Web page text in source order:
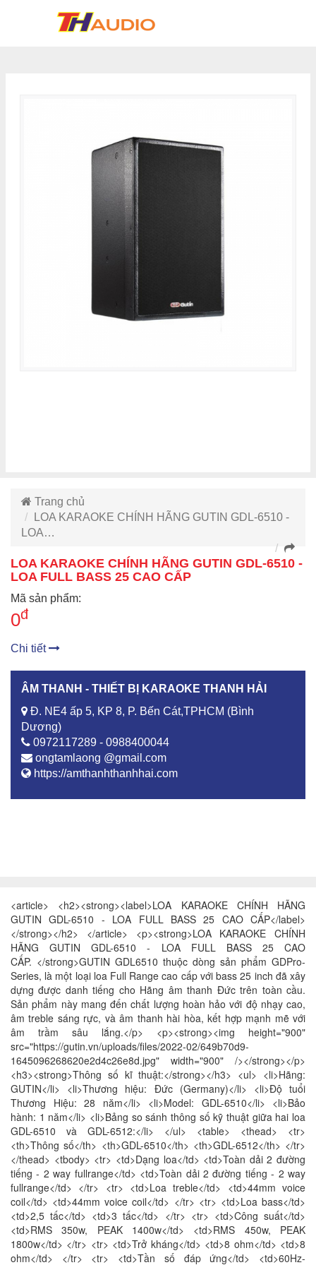
Trang chủ
LOA KARAOKE CHÍNH HÃNG GUTIN GDL-6510 -
LOA…
LOA KARAOKE CHÍNH HÃNG GUTIN GDL-6510 -
LOA FULL BASS 25 CAO CẤP
Mã sản phẩm:
0đ
Chi tiết
ÂM THANH - THIẾT BỊ KARAOKE THANH HẢI
Đ. NE4 ấp 5, KP 8, P. Bến Cát,TPHCM (Bình
Dương)
0972117289 - 0988400044
ongtamlaong @gmail.com
https://amthanhthanhhai.com
<article> <h2><strong><label>LOA KARAOKE CHÍNH HÃNG
GUTIN GDL-6510 - LOA FULL BASS 25 CAO CẤP</label>
</strong></h2> </article> <p><strong>LOA KARAOKE CHÍNH
HÃNG GUTIN GDL-6510 - LOA FULL BASS 25 CAO
CẤP. </strong>GUTIN GDL6510 thuộc dòng sản phẩm GDPro-
Series, là một loại loa Full Range cao cấp với bass 25 inch đã xây
dựng được danh tiếng cho Hãng âm thanh Đức trên toàn cầu.
Sản phẩm này mang đến chất lượng hoàn hảo với độ nhạy cao,
âm treble sáng rực, và âm thanh hài hòa, kết hợp mạnh mẽ với
âm trầm sâu lắng.</p> <p><strong><img height="900"
src="https://gutin.vn/uploads/files/2022-02/649b70d9-
1645096268620e2d4c26e8d.jpg" width="900" /></strong></p>
<h3><strong>Thông số kĩ thuật:</strong></h3> <ul> <li>Hãng:
GUTIN</li> <li>Thương hiệu: Đức (Germany)</li> <li>Độ tuổi
Thương Hiệu: 28 năm</li> <li>Model: GDL-6510</li> <li>Bảo
hành: 1 năm</li> <li>Bảng so sánh thông số kỹ thuật giữa hai loa
GDL-6510 và GDL-6512:</li> </ul> <table> <thead> <tr>
<th>Thông số</th> <th>GDL-6510</th> <th>GDL-6512</th> </tr>
</thead> <tbody> <tr> <td>Dạng loa</td> <td>Toàn dải 2 đường
tiếng - 2 way fullrange</td> <td>Toàn dải 2 đường tiếng - 2 way
fullrange</td> </tr> <tr> <td>Loa treble</td> <td>44mm voice
coil</td> <td>44mm voice coil</td> </tr> <tr> <td>Loa bass</td>
<td>2,5 tấc</td> <td>3 tấc</td> </tr> <tr> <td>Công suất</td>
<td>RMS 350w, PEAK 1400w</td> <td>RMS 450w, PEAK
1800w</td> </tr> <tr> <td>Trở kháng</td> <td>8 ohm</td> <td>8
ohm</td> </tr> <tr> <td>Tần số đáp ứng</td> <td>60Hz-